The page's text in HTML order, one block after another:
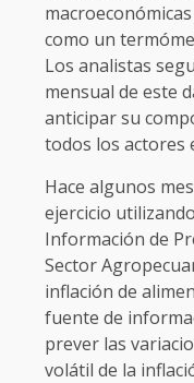
como un
Los analistas
mensual de este
anticipar su
todos los actores
Hace algunos
ejercicio
Información de
Sector
inflación de
fuente de
prever las
volátil de la